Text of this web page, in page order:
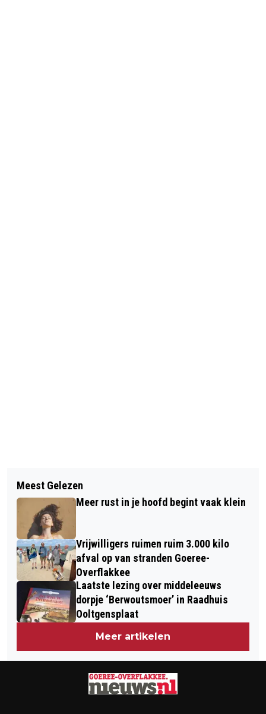
VVD GOEREE-OVERFLAKKEE HELPT
MEE MET STRANDOPRUIMACTIE
GOEDEMORGEN, HET IS VANDAAG
DONDERDAG 12 FEBRUARI
Meest Gelezen
Meer rust in je hoofd begint vaak klein
Vrijwilligers ruimen ruim 3.000 kilo
afval op van stranden Goeree-
Overflakkee
Laatste lezing over middeleeuws
dorpje ‘Berwoutsmoer’ in Raadhuis
Ooltgensplaat
Meer artikelen